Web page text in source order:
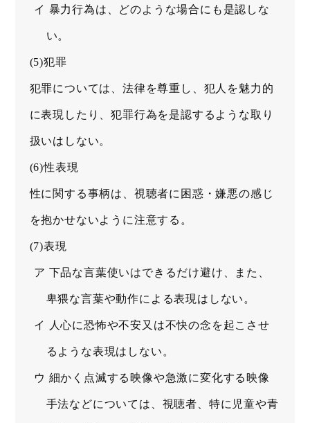
イ 暴力行為は、どのような場合にも是認しな
い。
(5)犯罪
犯罪については、法律を尊重し、犯人を魅力的
に表現したり、犯罪行為を是認するような取り
扱いはしない。
(6)性表現
性に関する事柄は、視聴者に困惑・嫌悪の感じ
を抱かせないように注意する。
(7)表現
ア 下品な言葉使いはできるだけ避け、また、
卑猥な言葉や動作による表現はしない。
イ 人心に恐怖や不安又は不快の念を起こさせ
るような表現はしない。
ウ 細かく点滅する映像や急激に変化する映像
手法などについては、視聴者、特に児童や青